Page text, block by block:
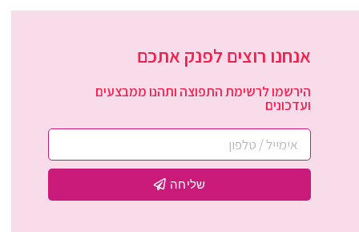
אנחנו רוצים לפנק אתכם
הירשמו לרשימת התפוצה ותהנו ממבצעים
ועדכונים
שליחה